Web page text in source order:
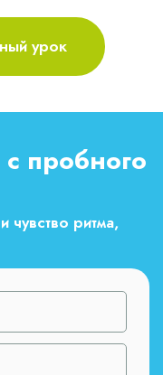
урок
пробного
чувство ритма,